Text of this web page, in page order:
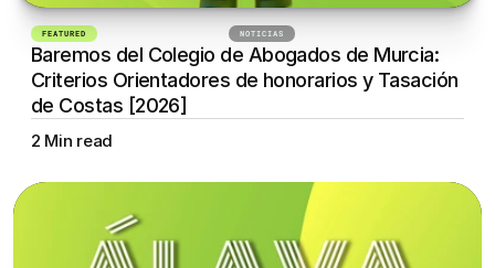
FEATURED 24 DE SEPTIEMBRE DE 2025 NOTICIAS
Baremos del Colegio de Abogados de Murcia:
Criterios Orientadores de honorarios y Tasación
de Costas [2026]
2 Min read